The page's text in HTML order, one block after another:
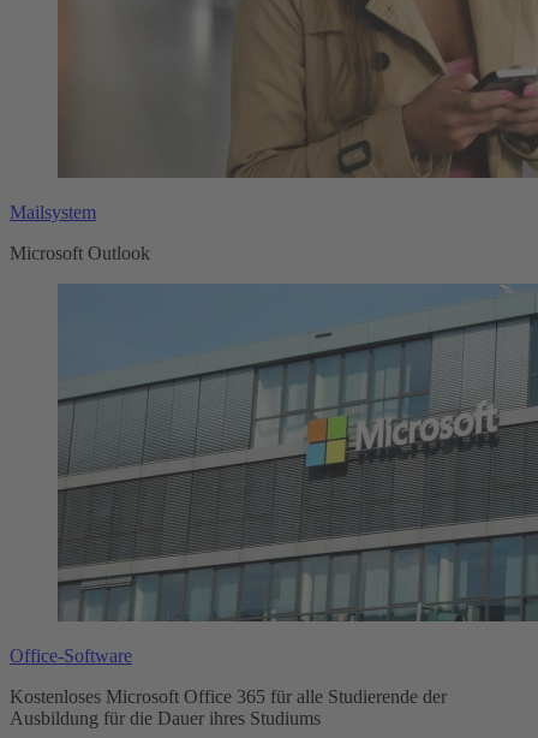
Mailsystem
Microsoft Outlook
Office-Software
Kostenloses Microsoft Office 365 für alle Studierende der
Ausbildung für die Dauer ihres Studiums